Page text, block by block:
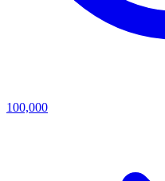
100,000